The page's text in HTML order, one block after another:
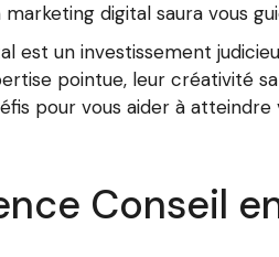
digital saura vous
est un investissement
pointue, leur créativité
pour vous aider à atteindre
Conseil